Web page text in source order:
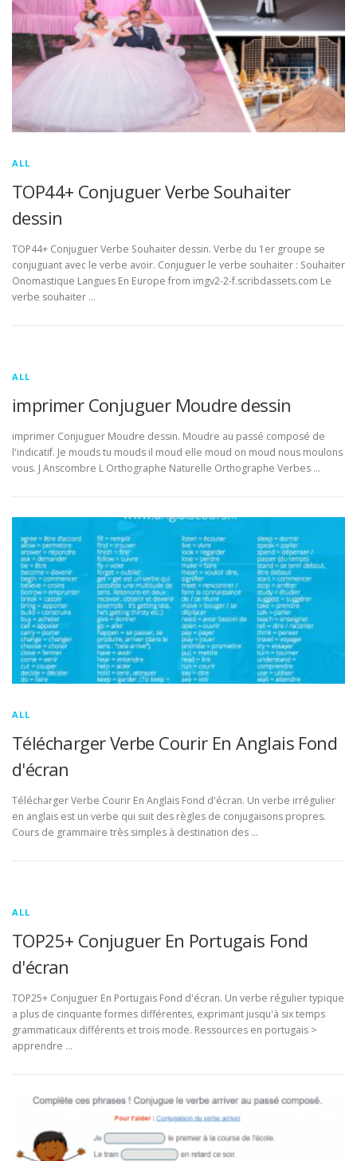
ALL
TOP44+ Conjuguer Verbe Souhaiter
dessin
TOP44+ Conjuguer Verbe Souhaiter dessin. Verbe du 1er groupe se
conjuguant avec le verbe avoir. Conjuguer le verbe souhaiter : Souhaiter
Onomastique Langues En Europe from imgv2-2-f.scribdassets.com Le
verbe souhaiter …
ALL
imprimer Conjuguer Moudre dessin
imprimer Conjuguer Moudre dessin. Moudre au passé composé de
l'indicatif. Je mouds tu mouds il moud elle moud on moud nous moulons
vous. J Anscombre L Orthographe Naturelle Orthographe Verbes …
ALL
Télécharger Verbe Courir En Anglais Fond
d'écran
Télécharger Verbe Courir En Anglais Fond d'écran. Un verbe irrégulier
en anglais est un verbe qui suit des règles de conjugaisons propres.
Cours de grammaire très simples à destination des …
ALL
TOP25+ Conjuguer En Portugais Fond
d'écran
TOP25+ Conjuguer En Portugais Fond d'écran. Un verbe régulier typique
a plus de cinquante formes différentes, exprimant jusqu'à six temps
grammaticaux différents et trois mode. Ressources en portugais >
apprendre …